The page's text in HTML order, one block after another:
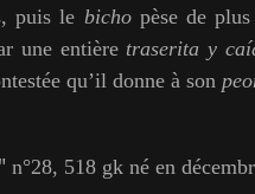
puis le bicho pèse de
une entière traserita y
qu’il donne à son
" n°28, 518 gk né en